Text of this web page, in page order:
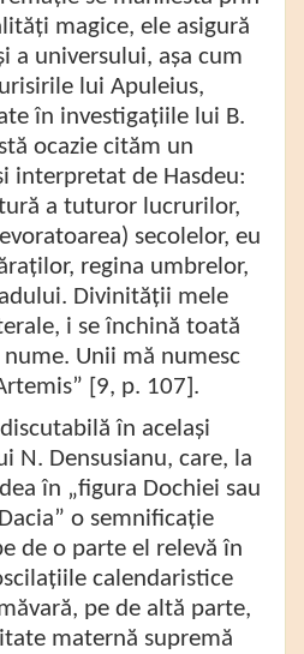
magice, ele asigură
a universului, așa cum
lui Apuleius,
în investigațiile lui B.
ocazie cităm un
interpretat de Hasdeu:
a tuturor lucrurilor,
secolelor, eu
regina umbrelor,
Divinității mele
i se închină toată
Unii mă numesc
[9, p. 107].
în același
N. Densusianu, care, la
în „figura Dochiei sau
o semnificație
de o parte el relevă în
calendaristice
pe de altă parte,
maternă supremă